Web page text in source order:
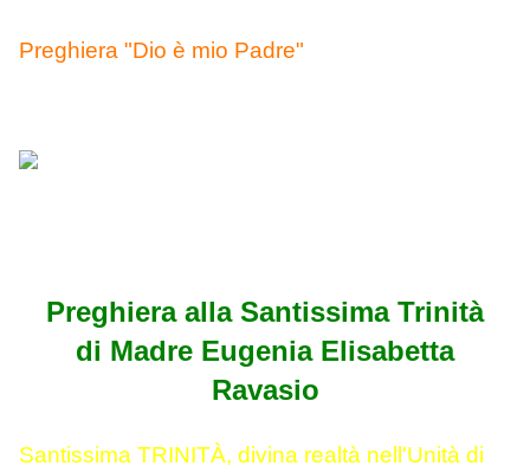
Preghiera "Dio è mio Padre"
Preghiera alla Santissima Trinità
di Madre Eugenia Elisabetta
Ravasio
Santissima TRINITÀ, divina realtà nell'Unità di